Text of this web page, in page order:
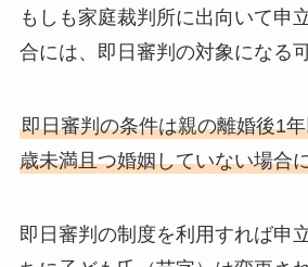
もしも家庭裁判所に出向いて申
合には、即日審判の対象になる
即日審判の条件は親の離婚後1
歳未満且つ婚姻していない場合
即日審判の制度を利用すれば申